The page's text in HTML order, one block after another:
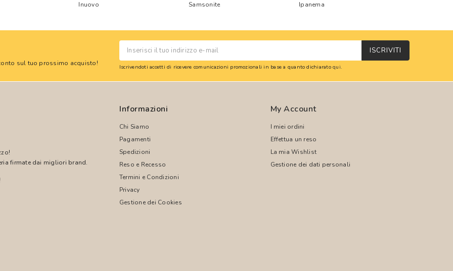
Inuovo Samsonite Ipanema
sul tuo prossimo acquisto!
ISCRIVITI
Iscrivendoti accetti di ricevere comunicazioni promozionali in base a quanto dichiaratoqui.
firmate dai migliori brand.
Informazioni
Chi Siamo
Pagamenti
Spedizioni
Reso e Recesso
Termini e Condizioni
Privacy
Gestione dei Cookies
My Account
I miei ordini
Effettua un reso
La mia Wishlist
Gestione dei dati personali